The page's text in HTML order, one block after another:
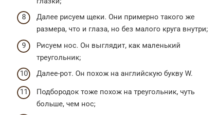
Далее рисуем щеки. Они примерно такого же
размера, что и глаза, но без малого круга внутри;
Рисуем нос. Он выглядит, как маленький
треугольник;
Далее-рот. Он похож на английскую букву W.
Подбородок тоже похож на треугольник, чуть
больше, чем нос;